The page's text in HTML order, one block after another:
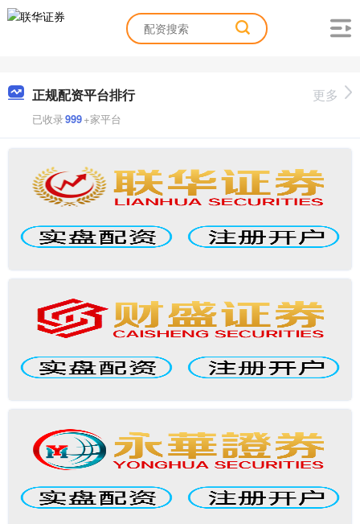
正规配资平台排行
已收录999+家平台
更多